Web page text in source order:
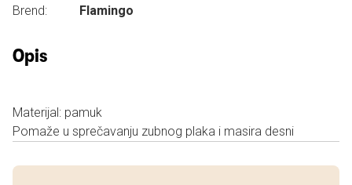
Brend:
Flamingo
Opis
Materijal: pamuk
Pomaže u sprečavanju zubnog plaka i masira desni